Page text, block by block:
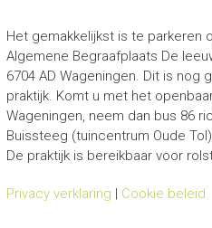
Het gemakkelijkst is te parkeren
Algemene Begraafplaats De
6704 AD Wageningen. Dit is nog
praktijk. Komt u met het
Wageningen, neem dan bus 86
Buissteeg (tuincentrum Oude
De praktijk is bereikbaar voor
Privacy verklaring Cookie beleid